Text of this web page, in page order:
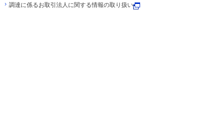
調達に係るお取引法人に関する情報の取り扱い